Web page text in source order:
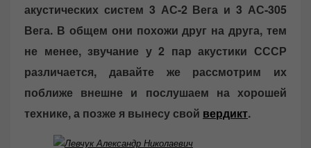
n
акустических систем 3 АС-2 Вега и 3 АС-305
Вега. В общем они похожи друг на друга, тем
не менее, звучание у 2 пар акустики СССР
различается, давайте же рассмотрим их
поближе внешне и послушаем на хорошей
технике, а позже я вынесу свой вердикт.